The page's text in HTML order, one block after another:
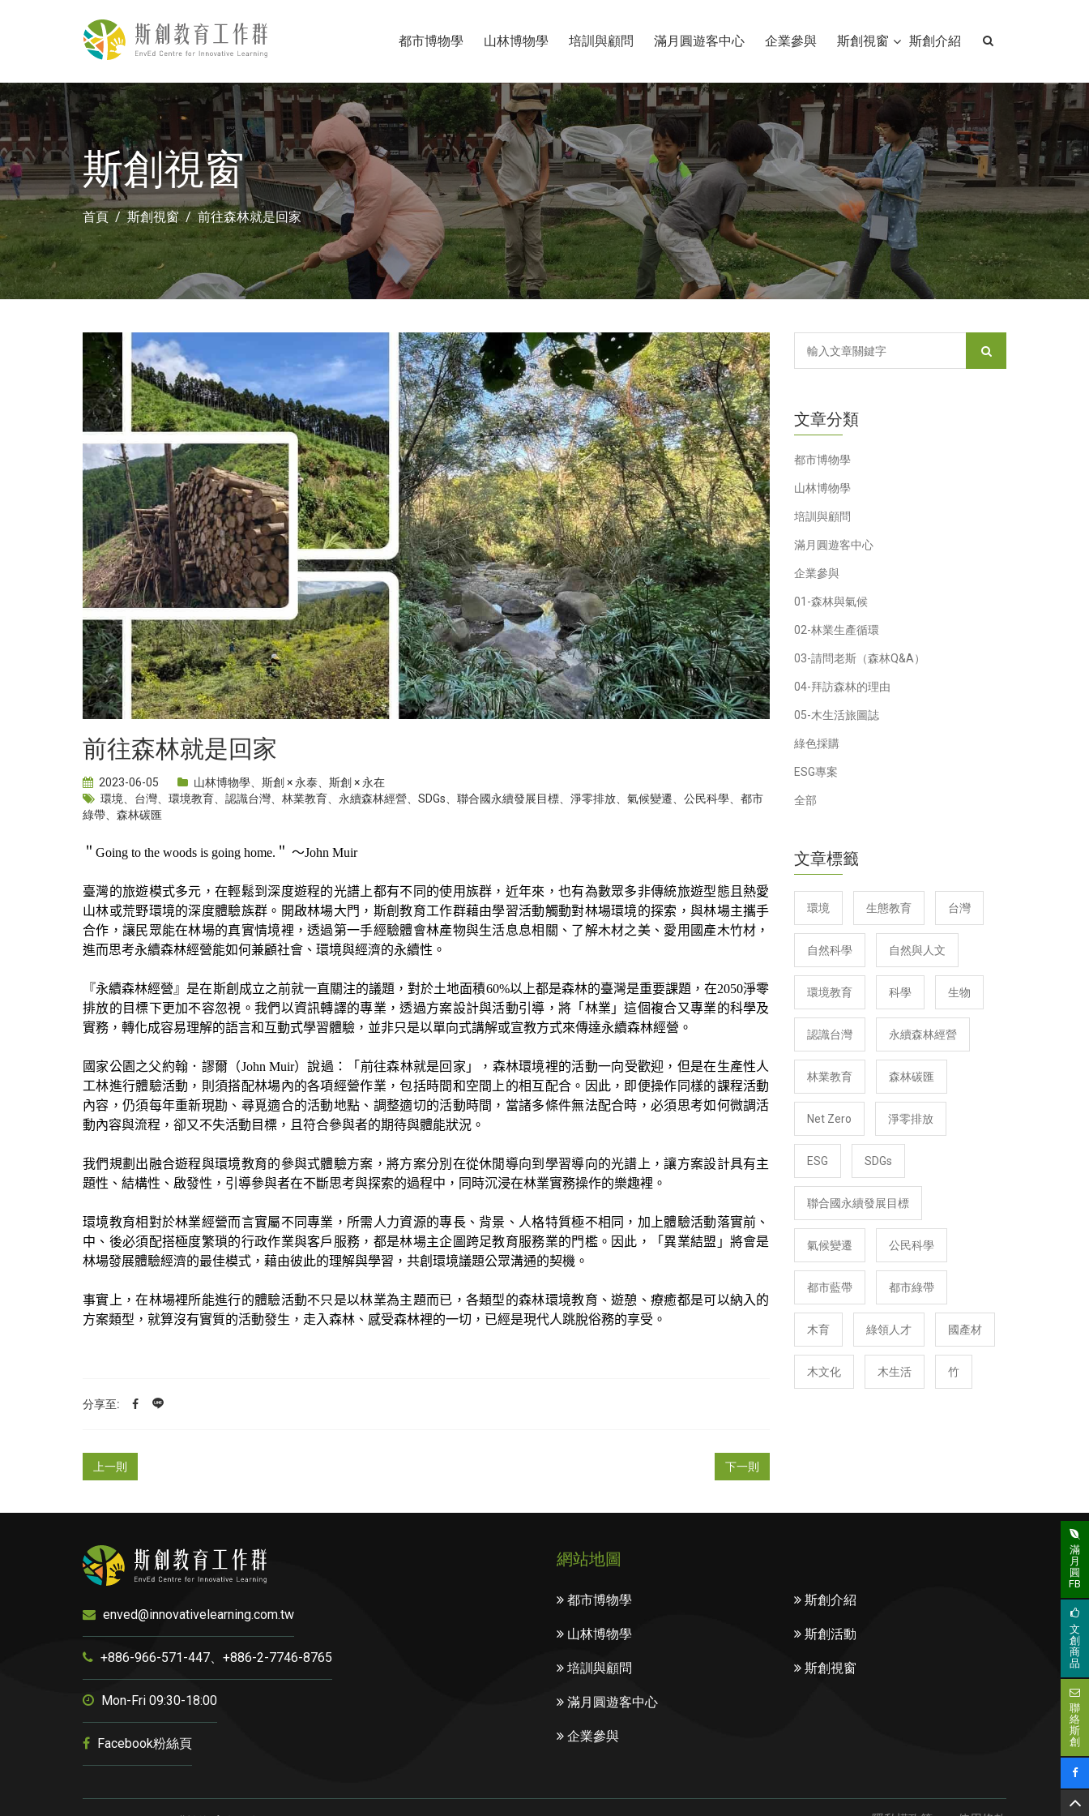
都市博物學 山林博物學 培訓與顧問 滿月圓遊客中心 企業參與 斯創視窗 斯創介紹
斯創視窗
首頁 斯創視窗 前往森林就是回家
前往森林就是回家
2023-06-05 山林博物學 斯創 × 永泰
斯創 × 永在
環境
台灣 環境教育 認識台灣 林業教育 永續森林經營 SDGs 聯合國永續發展目標 淨零排放 氣候變遷 公民科學
都市
綠帶
森林碳匯
＂Going to the woods is going home.＂ ～John Muir
臺灣的旅遊模式多元，在輕鬆到深度遊程的光譜上都有不同的使用族群，近年來，也有為數眾多非傳統旅遊型態且熱愛
山林或荒野環境的深度體驗族群。開啟林場大門，斯創教育工作群藉由學習活動觸動對林場環境的探索，與林場主攜手
合作，讓民眾能在林場的真實情境裡，透過第一手經驗體會林產物與生活息息相關、了解木材之美、愛用國產木竹材，
進而思考永續森林經營能如何兼顧社會、環境與經濟的永續性。
『永續森林經營』是在斯創成立之前就一直關注的議題，對於土地面積60%以上都是森林的臺灣是重要課題，在2050淨零
排放的目標下更加不容忽視。我們以資訊轉譯的專業，透過方案設計與活動引導，將「林業」這個複合又專業的科學及
實務，轉化成容易理解的語言和互動式學習體驗，並非只是以單向式講解或宣教方式來傳達永續森林經營。
國家公園之父約翰．謬爾（John Muir）說過：「前往森林就是回家」，森林環境裡的活動一向受歡迎，但是在生產性人
工林進行體驗活動，則須搭配林場內的各項經營作業，包括時間和空間上的相互配合。因此，即便操作同樣的課程活動
內容，仍須每年重新現勘、尋覓適合的活動地點、調整適切的活動時間，當諸多條件無法配合時，必須思考如何微調活
動內容與流程，卻又不失活動目標，且符合參與者的期待與體能狀況。
我們規劃出融合遊程與環境教育的參與式體驗方案，將方案分別在從休閒導向到學習導向的光譜上，讓方案設計具有主
題性、結構性、啟發性，引導參與者在不斷思考與探索的過程中，同時沉浸在林業實務操作的樂趣裡。
環境教育相對於林業經營而言實屬不同專業，所需人力資源的專長、背景、人格特質極不相同，加上體驗活動落實前、
中、後必須配搭極度繁瑣的行政作業與客戶服務，都是林場主企圖跨足教育服務業的門檻。因此，「異業結盟」將會是
林場發展體驗經濟的最佳模式，藉由彼此的理解與學習，共創環境議題公眾溝通的契機。
事實上，在林場裡所能進行的體驗活動不只是以林業為主題而已，各類型的森林環境教育、遊憩、療癒都是可以納入的
方案類型，就算沒有實質的活動發生，走入森林、感受森林裡的一切，已經是現代人跳脫俗務的享受。
分享至:
上一則 下一則
文章分類
都市博物學
山林博物學
培訓與顧問
滿月圓遊客中心
企業參與
01-森林與氣候
02-林業生產循環
03-請問老斯（森林Q&A）
04-拜訪森林的理由
05-木生活旅圖誌
綠色採購
ESG專案
全部
文章標籤
環境 生態教育 台灣
自然科學 自然與人文
環境教育 科學 生物
認識台灣 永續森林經營
林業教育 森林碳匯
Net Zero 淨零排放
ESG SDGs
聯合國永續發展目標
氣候變遷 公民科學
都市藍帶 都市綠帶
木育 綠領人才 國產材
木文化 木生活 竹
滿
月
圓
FB
文
創
商
品
聯
絡
斯
創
enved@innovativelearning.com.tw
+886-966-571-447、+886-2-7746-8765
Mon-Fri 09:30-18:00
Facebook粉絲頁
網站地圖
都市博物學
山林博物學
培訓與顧問
滿月圓遊客中心
企業參與
斯創介紹
斯創活動
斯創視窗